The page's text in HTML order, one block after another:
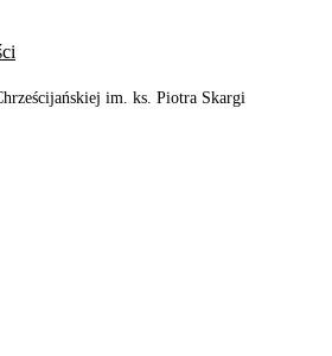
im. ks. Piotra Skargi